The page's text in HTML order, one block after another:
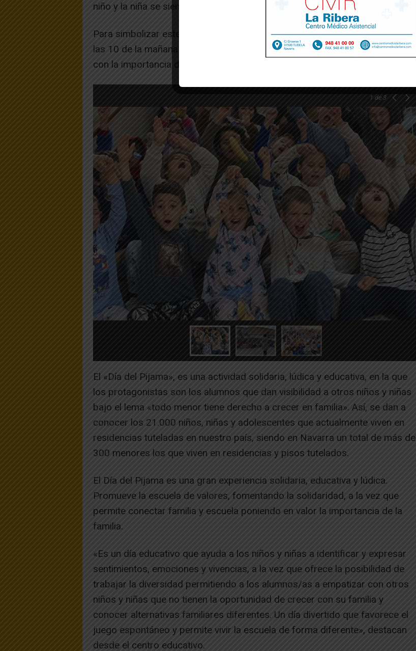
niño y la niña se sienten protegidos, arropados y seguros.
Para simbolizar este momento, todos los alumnos y alumnas se reunieron a
las 10 de la mañana en el patio para compartir un pequeño acto relacionado
con la importancia de la familia.
1 de 3
El «Día del Pijama», es una actividad solidaria, lúdica y educativa, en la que
los protagonistas son los alumnos que dan visibilidad a otros niños y niñas
bajo el lema «todo menor tiene derecho a crecer en familia». Así, se dan a
conocer los 21.000 niños, niñas y adolescentes que actualmente viven en
residencias tuteladas en nuestro país, siendo en Navarra un total de más de
300 menores los que viven en residencias y pisos tutelados.
El Día del Pijama es una gran experiencia solidaria, educativa y lúdica.
Promueve la escuela de valores, fomentando la solidaridad, a la vez que
permite conectar familia y escuela poniendo en valor la importancia de la
familia.
«Es un día educativo que ayuda a los niños y niñas a identificar y expresar
sentimientos, emociones y vivencias, a la vez que ofrece la posibilidad de
trabajar la diversidad permitiendo a los alumnos/as a empatizar con otros
niños y niñas que no tienen la oportunidad de crecer con su familia y
conocer alternativas familiares diferentes. Un día divertido que favorece el
juego espontáneo y permite vivir la escuela de forma diferente», destacan
desde el centro educativo.